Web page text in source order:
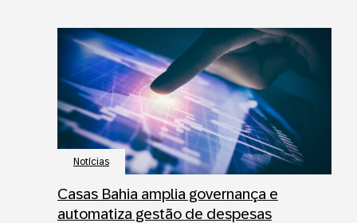
Notícias
Casas Bahia amplia governança e
automatiza gestão de despesas